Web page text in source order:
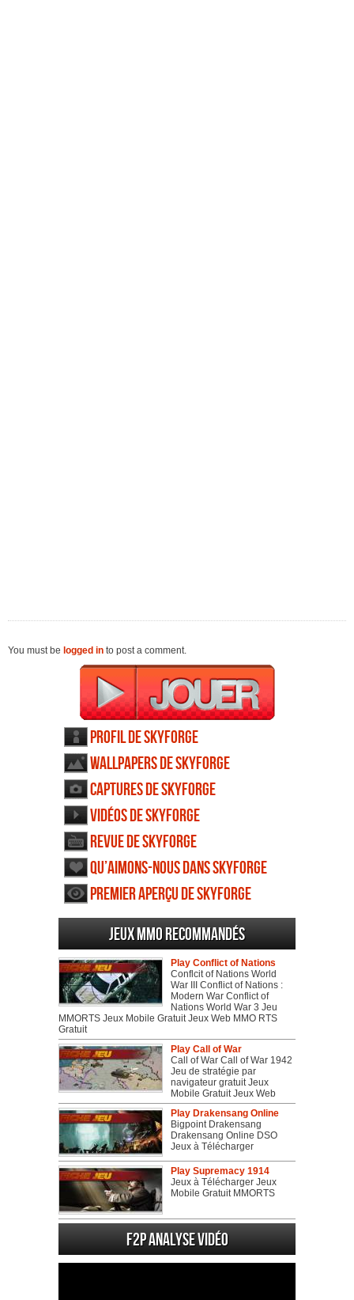
You must be logged in to post a comment.
Profil de Skyforge
Wallpapers de Skyforge
Captures de Skyforge
Vidéos de Skyforge
Revue de Skyforge
Qu’aimons-nous dans Skyforge
Premier aperçu de Skyforge
Jeux MMO recommandés
Play Conflict of Nations
Conflcit of Nations World
War III Conflict of Nations :
Modern War Conflict of
Nations World War 3 Jeu
MMORTS Jeux Mobile Gratuit Jeux Web MMO RTS
Gratuit
Play Call of War
Call of War Call of War 1942
Jeu de stratégie par
navigateur gratuit Jeux
Mobile Gratuit Jeux Web
Play Drakensang Online
Bigpoint Drakensang
Drakensang Online DSO
Jeux à Télécharger
Play Supremacy 1914
Jeux à Télécharger Jeux
Mobile Gratuit MMORTS
F2P Analyse vidéo